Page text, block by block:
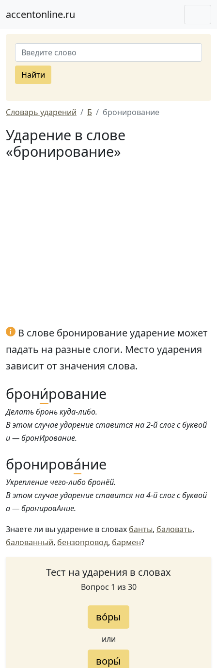
accentonline.ru
Найти
Словарь ударений Б бронирование
Ударение в слове
«бронирование»
В слове бронирование ударение может
падать на разные слоги. Место ударения
зависит от значения слова.
брони́рование
Делать бронь куда-либо.
В этом случае ударение ставится на 2-й слог с буквой
и — бронИрование.
бронирова́ние
Укрепление чего-либо бронёй.
В этом случае ударение ставится на 4-й слог с буквой
а — бронировАние.
Знаете ли вы ударение в словах банты, баловать,
балованный, бензопровод, бармен?
Тест на ударения в словах
Вопрос 1 из 30
во́ры
или
воры́